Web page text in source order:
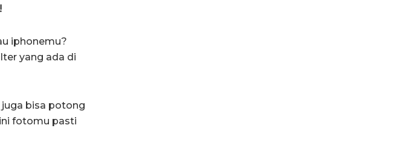
iphonemu?
yang ada di
juga bisa potong
fotomu pasti